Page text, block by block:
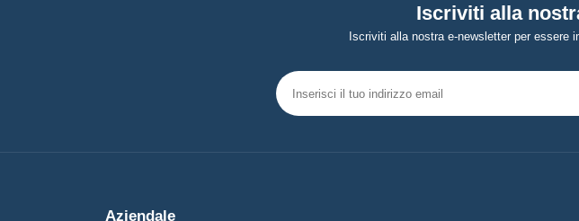
Iscriviti alla
Iscriviti alla nostra e-newsletter per essere
Aziendale